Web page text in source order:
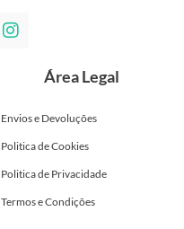
Área Legal
Envios e Devoluções
Politica de Cookies
Politica de Privacidade
Termos e Condições